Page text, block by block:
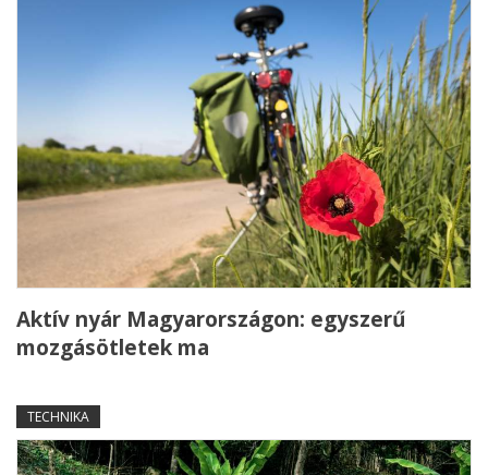
Aktív nyár Magyarországon: egyszerű
mozgásötletek ma
TECHNIKA